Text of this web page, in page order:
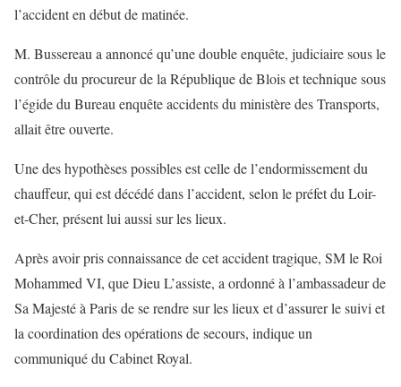
l’accident en début de matinée.
M. Bussereau a annoncé qu’une double enquête, judiciaire sous le
contrôle du procureur de la République de Blois et technique sous
l’égide du Bureau enquête accidents du ministère des Transports,
allait être ouverte.
Une des hypothèses possibles est celle de l’endormissement du
chauffeur, qui est décédé dans l’accident, selon le préfet du Loir-
et-Cher, présent lui aussi sur les lieux.
Après avoir pris connaissance de cet accident tragique, SM le Roi
Mohammed VI, que Dieu L’assiste, a ordonné à l’ambassadeur de
Sa Majesté à Paris de se rendre sur les lieux et d’assurer le suivi et
la coordination des opérations de secours, indique un
communiqué du Cabinet Royal.